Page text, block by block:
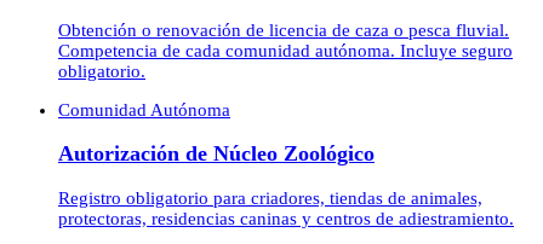
Obtención o renovación de licencia de caza o pesca fluvial.
Competencia de cada comunidad autónoma. Incluye seguro
obligatorio.
Comunidad Autónoma
Autorización de Núcleo Zoológico
Registro obligatorio para criadores, tiendas de animales,
protectoras, residencias caninas y centros de adiestramiento.